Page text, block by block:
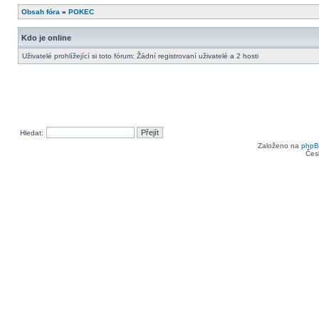
Obsah fóra » POKEC
Kdo je online
Uživatelé prohlížející si toto fórum: Žádní registrovaní uživatelé a 2 hosti
Hledat:
Založeno na